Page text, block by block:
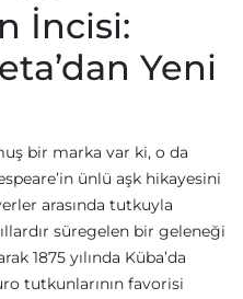
İncisi:
Yeni
bir marka var ki, o da
ünlü aşk hikayesini
arasında tutkuyla
süregelen bir geleneği
1875 yılında Küba’da
tutkunlarının favorisi